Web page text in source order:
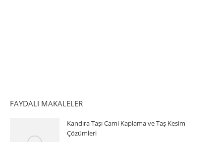
FAYDALI MAKALELER
Kandıra Taşı Cami Kaplama ve Taş Kesim
Çözümleri